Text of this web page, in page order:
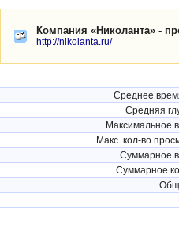
Компания «Николанта» -
http://nikolanta.ru/
Среднее
Средняя
Максимальное
Макс. кол-во
Суммарное
Суммарное